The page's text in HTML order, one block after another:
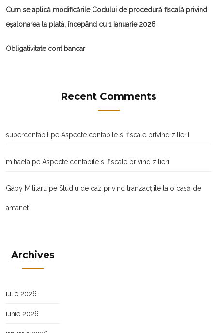
Cum se aplică modificările Codului de procedură fiscală privind
eșalonarea la plată, începând cu 1 ianuarie 2026
Obligativitate cont bancar
Recent Comments
supercontabil pe Aspecte contabile si fiscale privind zilierii
mihaela pe Aspecte contabile si fiscale privind zilierii
Gaby Militaru pe Studiu de caz privind tranzacţiile la o casă de
amanet
Archives
iulie 2026
iunie 2026